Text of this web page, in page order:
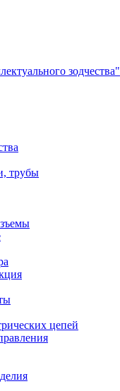
зодчества"
трубы
цепей